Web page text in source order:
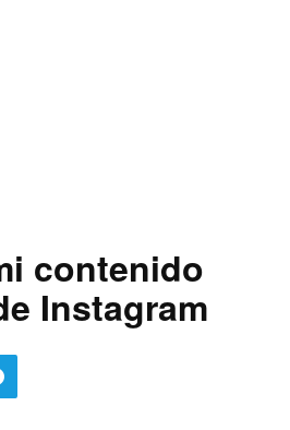
contenido
Instagram